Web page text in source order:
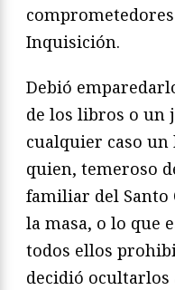
Inquisición.
Debió
de los libros o un
cualquier caso
quien, temeroso
familiar del Santo
la masa, o lo que
todos ellos
decidió ocultarlos